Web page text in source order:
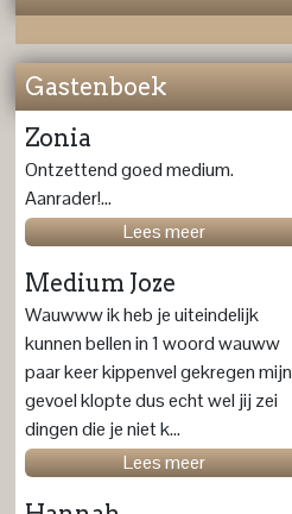
Gastenboek
Zonia
Ontzettend goed medium.
Aanrader!...
Lees meer
Medium Joze
Wauwww ik heb je uiteindelijk
kunnen bellen in 1 woord wauww
paar keer kippenvel gekregen mijn
gevoel klopte dus echt wel jij zei
dingen die je niet k...
Lees meer